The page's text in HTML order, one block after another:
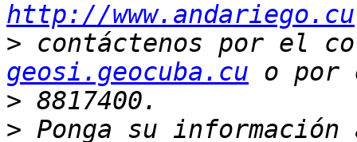
http://
> contáctenos por el
geosi.geocuba.cu
>
>